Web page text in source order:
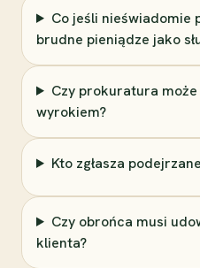
Co jeśli nieświadomie
brudne pieniądze jako
Czy prokuratura
wyrokiem?
Kto zgłasza
Czy obrońca musi
klienta?